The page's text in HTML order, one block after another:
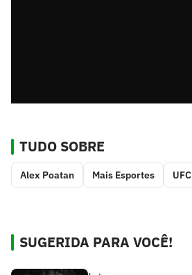
TUDO SOBRE
Alex Poatan Mais Esportes UFC
SUGERIDA PARA VOCÊ!